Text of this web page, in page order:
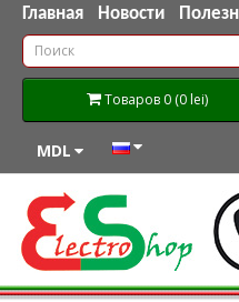
Главная Новости
Товаров 0 (0 lei)
MDL